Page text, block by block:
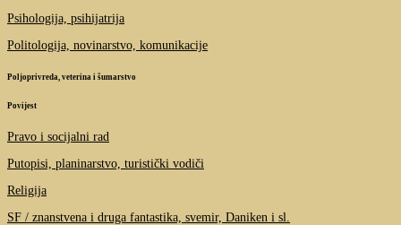
Psihologija, psihijatrija
Politologija, novinarstvo, komunikacije
Poljoprivreda, veterina i šumarstvo
Povijest
Pravo i socijalni rad
Putopisi, planinarstvo, turistički vodiči
Religija
SF / znanstvena i druga fantastika, svemir, Daniken i sl.